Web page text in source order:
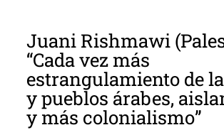
Juani Rishmawi
“Cada vez más
estrangulamiento de
y pueblos árabes,
y más colonialismo”